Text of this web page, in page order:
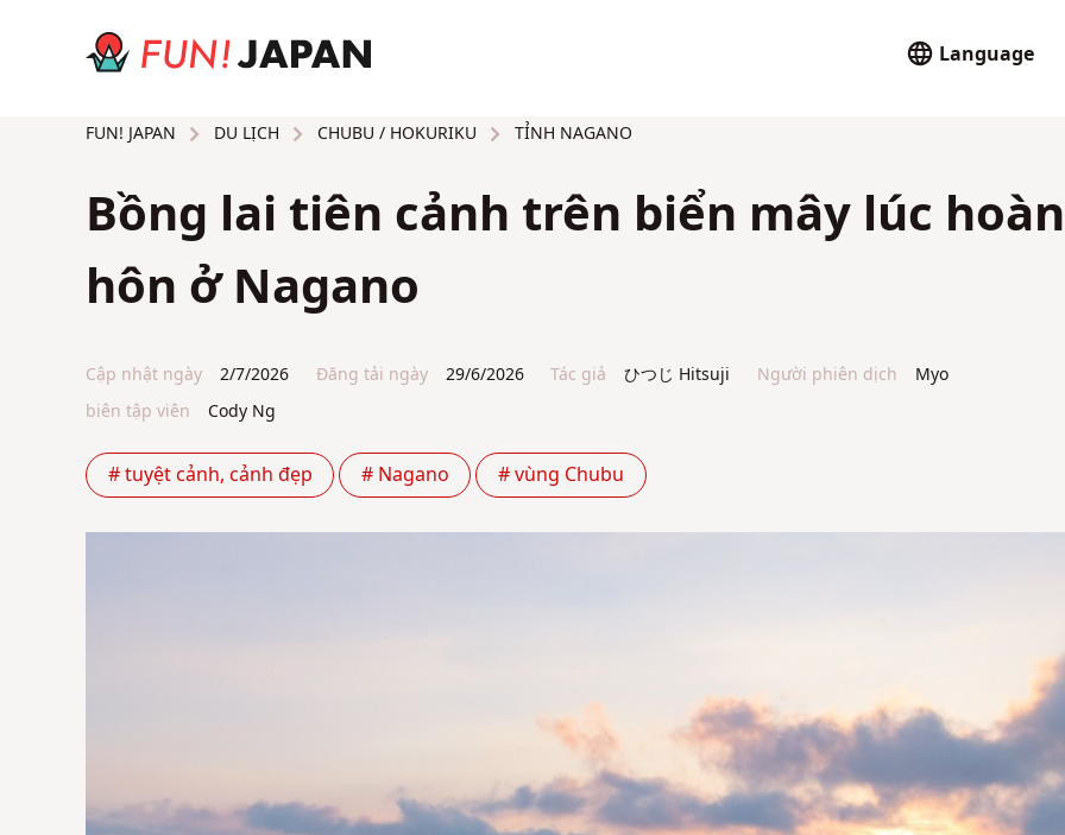
Language
FUN! JAPAN DU LỊCH CHUBU / HOKURIKU TỈNH NAGANO
Bồng lai tiên cảnh trên biển mây lúc
hôn ở Nagano
Cập nhật ngày 2/7/2026 Đăng tải ngày 29/6/2026 Tác giả ひつじ Hitsuji Người phiên dịch
Myo
biên tập viên
Cody Ng
# tuyệt cảnh, cảnh đẹp # Nagano # vùng Chubu